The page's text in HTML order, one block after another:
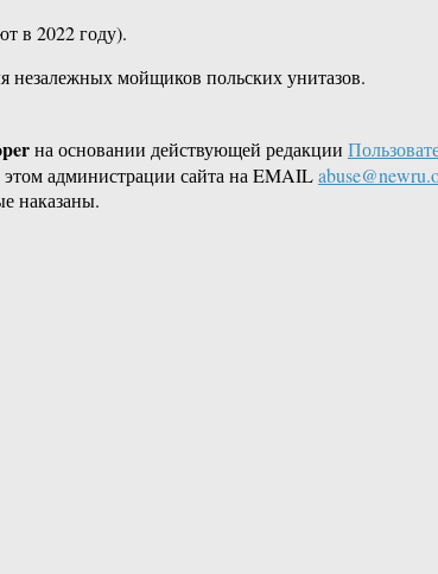
в 2022 году).
незалежных мойщиков польских унитазов.
на основании действующей редакции
администрации сайта на EMAIL
наказаны.